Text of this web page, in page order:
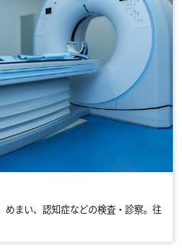
めまい、認知症などの検査・診察。往